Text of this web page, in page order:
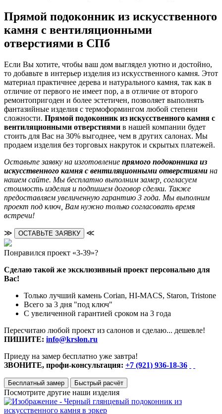
Прямой подоконник из искусственного
камня с вентиляционными
отверстиями в СПб
Если Вы хотите, чтобы ваш дом выглядел уютно и достойно,
то добавьте в интерьер изделия из искусственного камня. Этот
материал практичнее дерева и натурального камня, так как в
отличие от первого не имеет пор, а в отличие от второго
ремонтопригоден и более эстетичен, позволяет выполнять
фантазийные изделия с термоформингом любой степени
сложности. Прямой подоконник из искусственного камня с
вентиляционными отверстиями в нашей компании будет
стоить для Вас на 30% выгоднее, чем в других салонах. Мы
продаем изделия без торговых накруток и скрытых платежей.
Оставьте заявку на изготовление прямого подоконника из
искусственного камня с вентиляционными отверстиями на
нашем сайте. Мы бесплатно выполним замер, согласуем
стоимость изделия и подпишем договор сделки. Также
предоставляем увеличенную гарантию 3 года. Мы выполним
проект под ключ, Вам нужно только согласовать время
встречи!
≫ ОСТАВЬТЕ ЗАЯВКУ ≪
Понравился проект «3-39»?
Сделаю такой же эксклюзивный проект персонально для
Вас!
Только лучший камень Corian, HI-MACS, Staron, Tristone
Всего за 3 дня "под ключ"
С увеличенной гарантией сроком на 3 года
Пересчитаю любой проект из салонов и сделаю... дешевле!
ПИШИТЕ: info@krslon.ru
Приеду на замер бесплатно уже завтра!
ЗВОНИТЕ, профи-консультация: +7 (921) 936-18-36
Бесплатный замер Быстрый расчёт
Посмотрите другие наши изделия